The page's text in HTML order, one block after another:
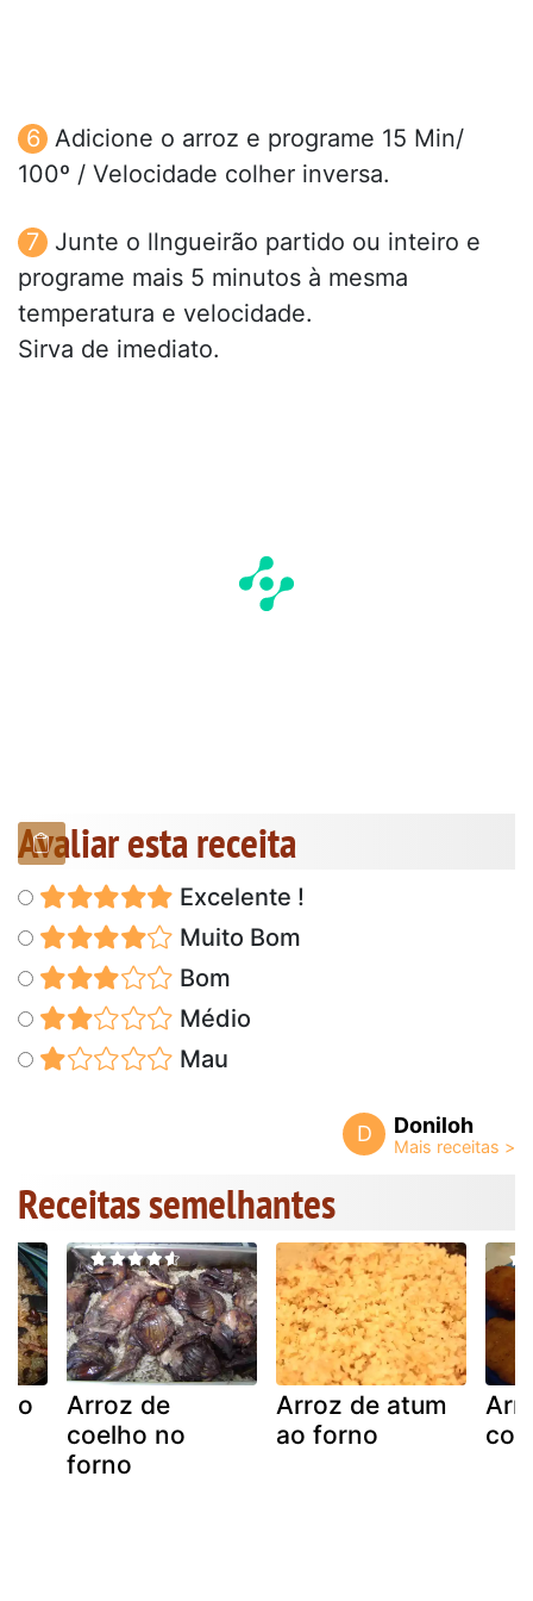
Adicione o arroz e programe 15 Min/
100º / Velocidade colher inversa.
Junte o llngueirão partido ou inteiro e
programe mais 5 minutos à mesma
temperatura e velocidade.
Sirva de imediato.
Avaliar esta receita
Excelente !
Muito Bom
Bom
Médio
Mau
D Doniloh
Receitas semelhantes
Arroz de
coelho no
forno
Arroz de atum
ao forno